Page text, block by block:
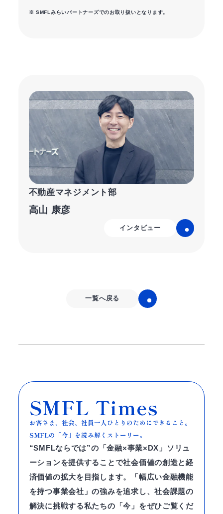
※ SMFLみらいパートナーズでのお取り扱いとなります。
不動産マネジメント部
高山 康彦
インタビュー
一覧へ戻る
SMFL Times
お客さま、社会、社員一人ひとりのためにできること。
SMFLの「今」を読み解くストーリー。
“SMFLならでは”の「金融×事業×DX」ソリュ
ーションを提供することで社会価値の創造と経
済価値の拡大を目指します。「幅広い金融機能
を持つ事業会社」の強みを追求し、社会課題の
解決に挑戦する私たちの「今」をぜひご覧くだ